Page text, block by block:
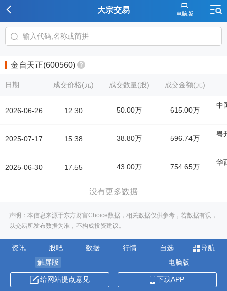
大宗交易
金自天正(600560)
日期
2026-06-26
2025-07-17
2025-06-30
成交价格(元) 成交数量(股) 成交金额(元)
12.30 50.00万 615.00万
中
15.38 38.80万 596.74万
粤
17.55 43.00万 754.65万
华
没有更多数据
声明：本信息来源于东方财富Choice数据，相关数据仅供参考，若数据有误，
以交易所发布数据为准，不构成投资建议。
资讯 股吧 数据 行情 自选
导航
触屏版
电脑版
给网站提点意见 下载APP